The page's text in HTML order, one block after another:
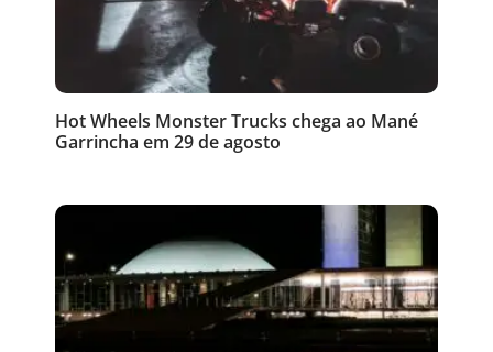
Hot Wheels Monster Trucks chega ao Mané
Garrincha em 29 de agosto